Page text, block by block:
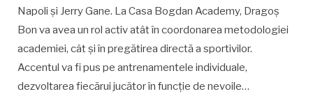
Napoli și Jerry Gane. La Casa Bogdan Academy, Dragoș
Bon va avea un rol activ atât în coordonarea metodologiei
academiei, cât și în pregătirea directă a sportivilor.
Accentul va fi pus pe antrenamentele individuale,
dezvoltarea fiecărui jucător în funcție de nevoile…